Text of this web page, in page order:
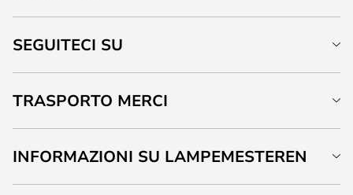
SEGUITECI SU
TRASPORTO MERCI
INFORMAZIONI SU LAMPEMESTEREN